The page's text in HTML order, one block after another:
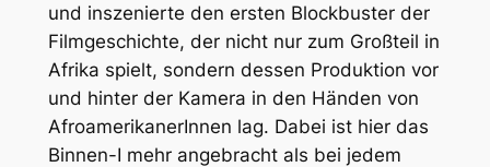
und inszenierte den ersten Blockbuster der
Filmgeschichte, der nicht nur zum Großteil in
Afrika spielt, sondern dessen Produktion vor
und hinter der Kamera in den Händen von
AfroamerikanerInnen lag. Dabei ist hier das
Binnen-I mehr angebracht als bei jedem